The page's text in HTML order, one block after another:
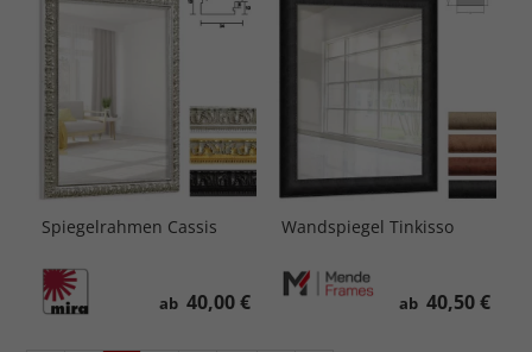
Spiegelrahmen Cassis
ab 40,00 €
Wandspiegel Tinkisso
ab 40,50 €